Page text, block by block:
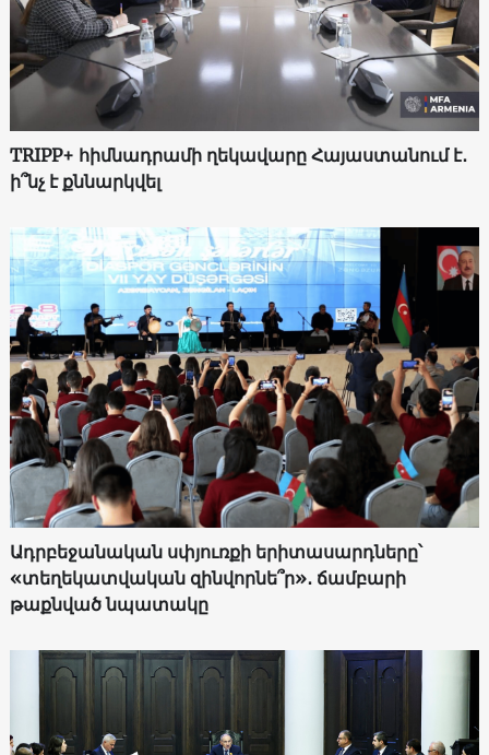
TRIPP+ հիմնադրամի ղեկավարը Հայաստանում է․
ի՞նչ է քննարկվել
Ադրբեջանական սփյուռքի երիտասարդները՝
«տեղեկատվական զինվորնե՞ր»․ ճամբարի
թաքնված նպատակը